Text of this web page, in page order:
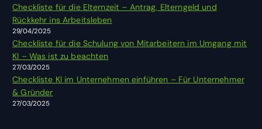
h
:
Checkliste für die Elternzeit – Antrag, Elterngeld und
Rückkehr ins Arbeitsleben
29/04/2025
Checkliste für die Schulung von Mitarbeitern im Umgang mit
KI – Was ist zu beachten
27/03/2025
Checkliste KI im Unternehmen einführen – Für Unternehmer
& Gründer
27/03/2025